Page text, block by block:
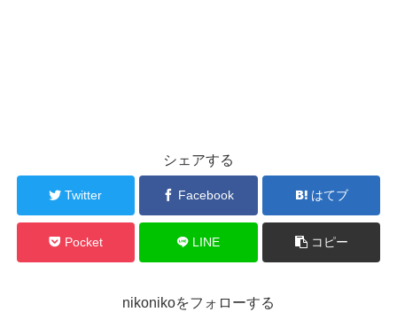
シェアする
Twitter Facebook はてブ
Pocket LINE コピー
nikonikoをフォローする